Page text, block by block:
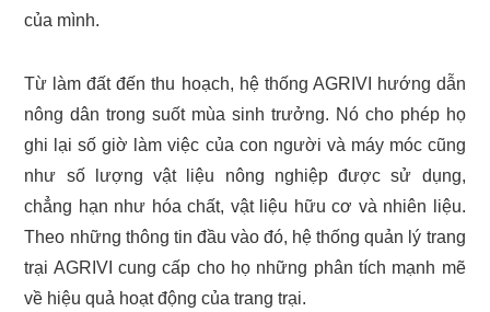
của mình.
Từ làm đất đến thu hoạch, hệ thống AGRIVI hướng dẫn
nông dân trong suốt mùa sinh trưởng. Nó cho phép họ
ghi lại số giờ làm việc của con người và máy móc cũng
như số lượng vật liệu nông nghiệp được sử dụng,
chẳng hạn như hóa chất, vật liệu hữu cơ và nhiên liệu.
Theo những thông tin đầu vào đó, hệ thống quản lý trang
trại AGRIVI cung cấp cho họ những phân tích mạnh mẽ
về hiệu quả hoạt động của trang trại.